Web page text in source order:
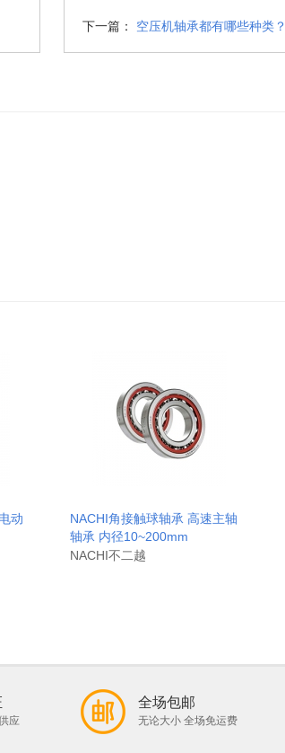
下一篇： 空压机轴承都有哪些种类？
动
NACHI角接触球轴承 高速主轴
轴承 内径10~200mm
NACHI不二越
应
全场包邮
无论大小 全场免运费